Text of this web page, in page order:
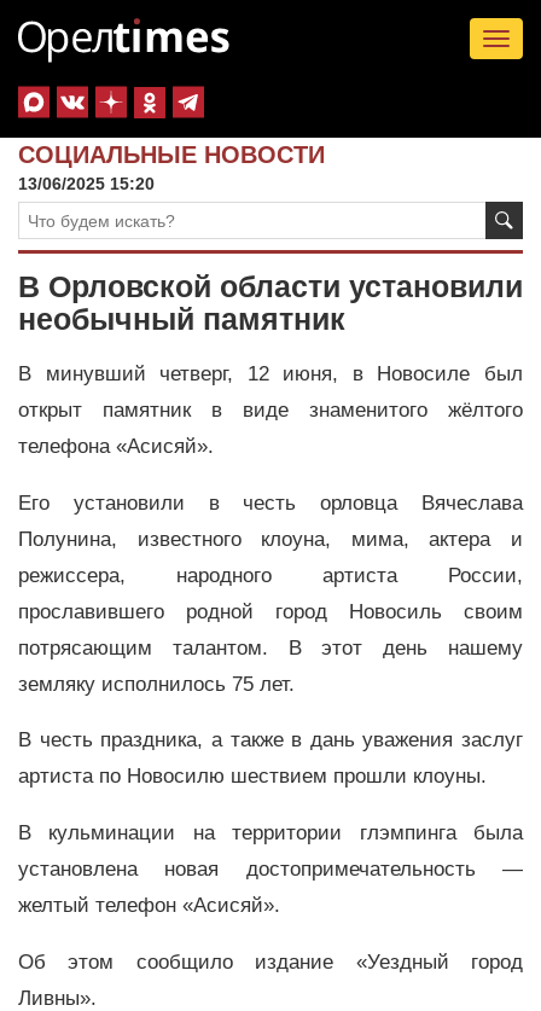
СОЦИАЛЬНЫЕ НОВОСТИ
13/06/2025 15:20
В Орловской области установили
необычный памятник
В минувший четверг, 12 июня, в Новосиле был
открыт памятник в виде знаменитого жёлтого
телефона «Асисяй».
Его установили в честь орловца Вячеслава
Полунина, известного клоуна, мима, актера и
режиссера, народного артиста России,
прославившего родной город Новосиль своим
потрясающим талантом. В этот день нашему
земляку исполнилось 75 лет.
В честь праздника, а также в дань уважения заслуг
артиста по Новосилю шествием прошли клоуны.
В кульминации на территории глэмпинга была
установлена новая достопримечательность —
желтый телефон «Асисяй».
Об этом сообщило издание «Уездный город
Ливны».